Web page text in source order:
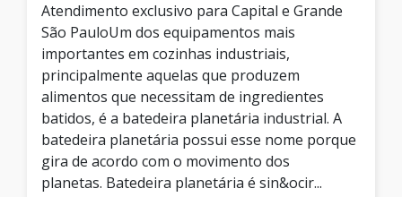
Atendimento exclusivo para Capital e Grande
São PauloUm dos equipamentos mais
importantes em cozinhas industriais,
principalmente aquelas que produzem
alimentos que necessitam de ingredientes
batidos, é a batedeira planetária industrial. A
batedeira planetária possui esse nome porque
gira de acordo com o movimento dos
planetas. Batedeira planetária é sin&ocir...